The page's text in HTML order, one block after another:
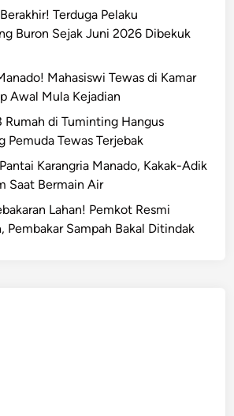
Terduga Pelaku
Buron Sejak Juni 2026 Dibekuk
Mahasiswi Tewas di Kamar
Awal Mula Kejadian
Rumah di Tuminting Hangus
Pemuda Tewas Terjebak
Karangria Manado, Kakak-Adik
Saat Bermain Air
Lahan! Pemkot Resmi
Pembakar Sampah Bakal Ditindak